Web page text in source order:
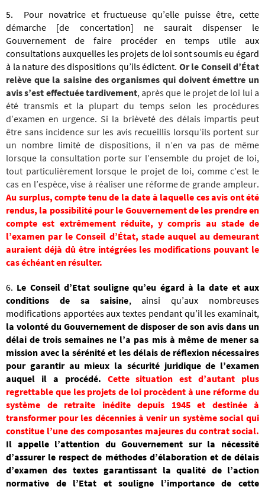
5.
Pour novatrice et fructueuse qu’elle puisse être, cette
démarche [de concertation] ne saurait dispenser le
Gouvernement de faire procéder en temps utile aux
consultations auxquelles les projets de loi sont soumis eu égard
à la nature des dispositions qu’ils édictent. Or le Conseil d’État
relève que la saisine des organismes qui doivent émettre un
avis s’est effectuée tardivement, après que le projet de loi lui a
été transmis et la plupart du temps selon les procédures
d’examen en urgence. Si la brièveté des délais impartis peut
être sans incidence sur les avis recueillis lorsqu’ils portent sur
un nombre limité de dispositions, il n’en va pas de même
lorsque la consultation porte sur l’ensemble du projet de loi,
tout particulièrement lorsque le projet de loi, comme c’est le
cas en l’espèce, vise à réaliser une réforme de grande ampleur.
Au surplus, compte tenu de la date à laquelle ces avis ont été
rendus, la possibilité pour le Gouvernement de les prendre en
compte est extrêmement réduite, y compris au stade de
l’examen par le Conseil d’État, stade auquel au demeurant
auraient déjà dû être intégrées les modifications pouvant le
cas échéant en résulter.
6. Le Conseil d’Etat souligne qu’eu égard à la date et aux
conditions de sa saisine, ainsi qu’aux nombreuses
modifications apportées aux textes pendant qu’il les examinait,
la volonté du Gouvernement de disposer de son avis dans un
délai de trois semaines ne l’a pas mis à même de mener sa
mission avec la sérénité et les délais de réflexion nécessaires
pour garantir au mieux la sécurité juridique de l’examen
auquel il a procédé. Cette situation est d’autant plus
regrettable que les projets de loi procèdent à une réforme du
système de retraite inédite depuis 1945 et destinée à
transformer pour les décennies à venir un système social qui
constitue l’une des composantes majeures du contrat social.
Il appelle l’attention du Gouvernement sur la nécessité
d’assurer le respect de méthodes d’élaboration et de délais
d’examen des textes garantissant la qualité de l’action
normative de l’Etat et souligne l’importance de cette